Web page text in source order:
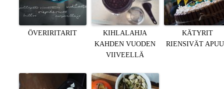
ÖVERIRITARIT
KIHLALAHJA
KAHDEN VUODEN
VIIVEELLÄ
KÄTYRIT
RIENSIVÄT